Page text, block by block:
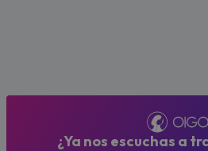
¿Ya nos escuchas a